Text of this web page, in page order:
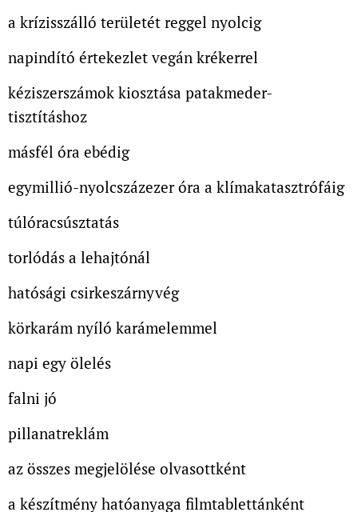
a krízisszálló területét reggel nyolcig
napindító értekezlet vegán krékerrel
kéziszerszámok kiosztása patakmeder-
tisztításhoz
másfél óra ebédig
egymillió-nyolcszázezer óra a klímakatasztrófáig
túlóracsúsztatás
torlódás a lehajtónál
hatósági csirkeszárnyvég
körkarám nyíló karámelemmel
napi egy ölelés
falni jó
pillanatreklám
az összes megjelölése olvasottként
a készítmény hatóanyaga filmtablettánként